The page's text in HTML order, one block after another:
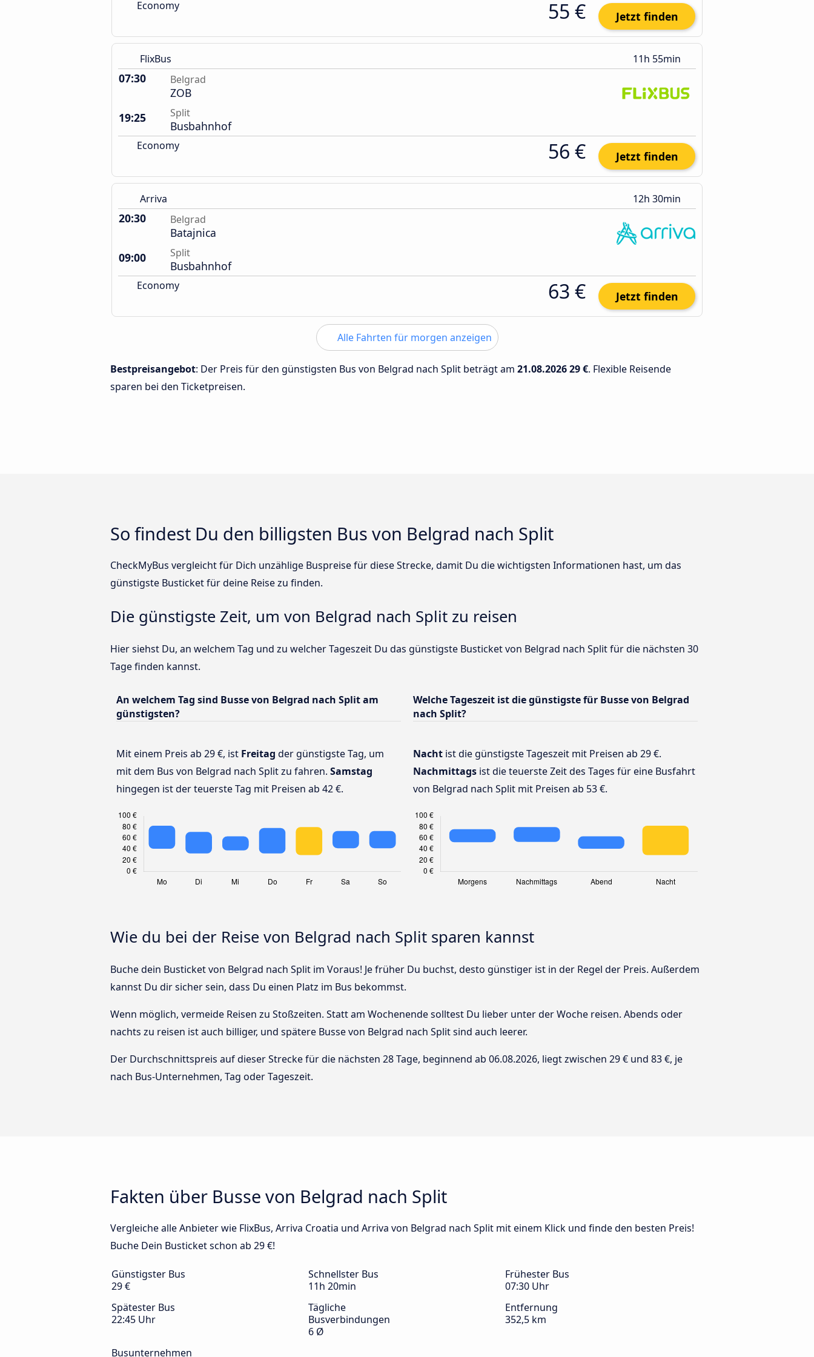
Economy 55 € Jetzt finden
FlixBus 11h 55min
07:30 Belgrad
ZOB
19:25
Split
Busbahnhof
Economy 56 € Jetzt finden
Arriva 12h 30min
20:30 Belgrad
Batajnica
09:00
Split
Busbahnhof
Economy 63 € Jetzt finden
Alle Fahrten für morgen anzeigen
Bestpreisangebot: Der Preis für den günstigsten Bus von Belgrad nach Split beträgt am 21.08.202629 €. Flexible Reisende
sparen bei den Ticketpreisen.
So findest Du den billigsten Bus von Belgrad nach Split
CheckMyBus vergleicht für Dich unzählige Buspreise für diese Strecke, damit Du die wichtigsten Informationen hast, um das
günstigste Busticket für deine Reise zu finden.
Die günstigste Zeit, um von Belgrad nach Split zu reisen
Hier siehst Du, an welchem Tag und zu welcher Tageszeit Du das günstigste Busticket von Belgrad nach Split für die nächsten 30
Tage finden kannst.
An welchem Tag sind Busse von Belgrad nach Split am
günstigsten?
Mit einem Preis ab 29 €, ist Freitag der günstigste Tag, um
mit dem Bus von Belgrad nach Split zu fahren. Samstag
hingegen ist der teuerste Tag mit Preisen ab 42 €.
Welche Tageszeit ist die günstigste für Busse von Belgrad
nach Split?
Nacht ist die günstigste Tageszeit mit Preisen ab 29 €.
Nachmittags ist die teuerste Zeit des Tages für eine Busfahrt
von Belgrad nach Split mit Preisen ab 53 €.
Wie du bei der Reise von Belgrad nach Split sparen kannst
Buche dein Busticket von Belgrad nach Split im Voraus! Je früher Du buchst, desto günstiger ist in der Regel der Preis. Außerdem
kannst Du dir sicher sein, dass Du einen Platz im Bus bekommst.
Wenn möglich, vermeide Reisen zu Stoßzeiten. Statt am Wochenende solltest Du lieber unter der Woche reisen. Abends oder
nachts zu reisen ist auch billiger, und spätere Busse von Belgrad nach Split sind auch leerer.
Der Durchschnittspreis auf dieser Strecke für die nächsten 28 Tage, beginnend ab 06.08.2026, liegt zwischen 29 € und 83 €, je
nach Bus-Unternehmen, Tag oder Tageszeit.
Fakten über Busse von Belgrad nach Split
Vergleiche alle Anbieter wie FlixBus, Arriva Croatia und Arriva von Belgrad nach Split mit einem Klick und finde den besten Preis!
Buche Dein Busticket schon ab 29 €!
Günstigster Bus
29 €
Schnellster Bus
11h 20min
Frühester Bus
07:30 Uhr
Spätester Bus
22:45 Uhr
Tägliche
Busverbindungen
6 Ø
Entfernung
352,5 km
Busunternehmen